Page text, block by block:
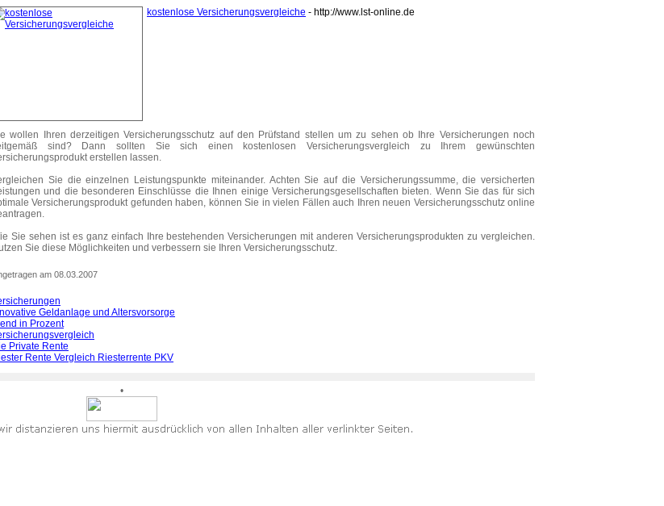
kostenlose Versicherungsvergleiche - http://www.lst-online.de
wollen Ihren derzeitigen Versicherungsschutz auf den Prüfstand stellen um zu sehen ob Ihre Versicherungen noch
sind? Dann sollten Sie sich einen kostenlosen Versicherungsvergleich zu Ihrem gewünschten
erstellen lassen.
Sie die einzelnen Leistungspunkte miteinander. Achten Sie auf die Versicherungssumme, die versicherten
und die besonderen Einschlüsse die Ihnen einige Versicherungsgesellschaften bieten. Wenn Sie das für sich
Versicherungsprodukt gefunden haben, können Sie in vielen Fällen auch Ihren neuen Versicherungsschutz online
Sie sehen ist es ganz einfach Ihre bestehenden Versicherungen mit anderen Versicherungsprodukten zu vergleichen.
Sie diese Möglichkeiten und verbessern sie Ihren Versicherungsschutz.
am 08.03.2007
Geldanlage und Altersvorsorge
in Prozent
Private Rente
Rente Vergleich Riesterrente PKV
•